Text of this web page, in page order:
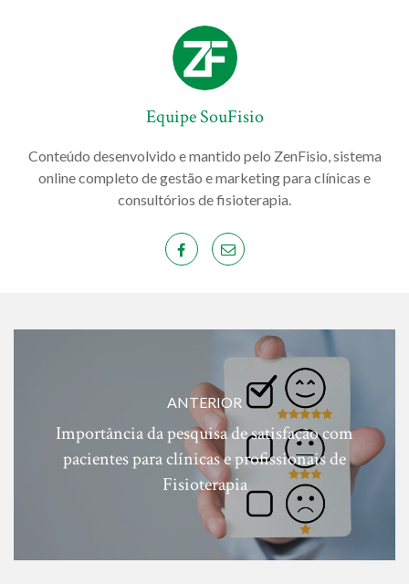
Equipe SouFisio
Conteúdo desenvolvido e mantido pelo ZenFisio, sistema
online completo de gestão e marketing para clínicas e
consultórios de fisioterapia.
ANTERIOR
Importância da pesquisa de satisfação com
pacientes para clínicas e profissionais de
Fisioterapia